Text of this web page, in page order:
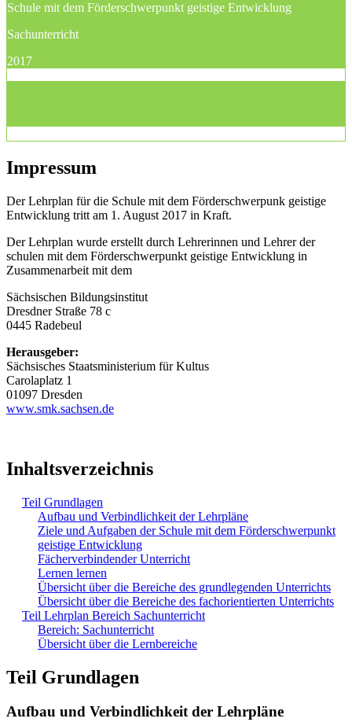
Schule mit dem Förderschwerpunkt geistige Entwicklung
Sachunterricht
2017
Impressum
Der Lehrplan für die Schule mit dem Förderschwerpunk geistige
Entwicklung tritt am 1. August 2017 in Kraft.
Der Lehrplan wurde erstellt durch Lehrerinnen und Lehrer der
schulen mit dem Förderschwerpunkt geistige Entwicklung in
Zusammenarbeit mit dem
Sächsischen Bildungsinstitut
Dresdner Straße 78 c
0445 Radebeul
Herausgeber:
Sächsisches Staatsministerium für Kultus
Carolaplatz 1
01097 Dresden
www.smk.sachsen.de
Inhaltsverzeichnis
Teil Grundlagen
Aufbau und Verbindlichkeit der Lehrpläne
Ziele und Aufgaben der Schule mit dem Förderschwerpunkt
geistige Entwicklung
Fächerverbindender Unterricht
Lernen lernen
Übersicht über die Bereiche des grundlegenden Unterrichts
Übersicht über die Bereiche des fachorientierten Unterrichts
Teil Lehrplan Bereich Sachunterricht
Bereich: Sachunterricht
Übersicht über die Lernbereiche
Teil Grundlagen
Aufbau und Verbindlichkeit der Lehrpläne